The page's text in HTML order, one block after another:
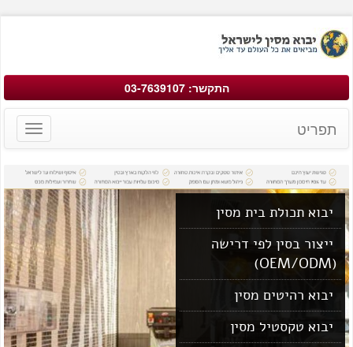
התקשר: 03-7639107
Toggle
תפריט
יבוא תכולת בית מסין
ייצור בסין לפי דרישה
יבוא רהיטים מסין
יבוא טקסטיל מסין